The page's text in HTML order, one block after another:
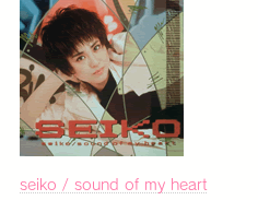
seiko / sound of my heart